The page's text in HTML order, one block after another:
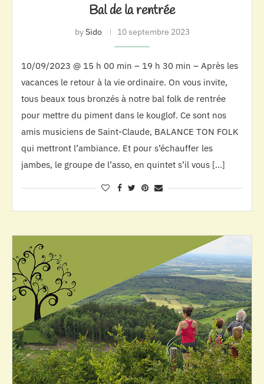
Bal de la rentrée
bySido 10 septembre 2023
10/09/2023 @ 15 h 00 min – 19 h 30 min – Après les
vacances le retour à la vie ordinaire. On vous invite,
tous beaux tous bronzés à notre bal folk de rentrée
pour mettre du piment dans le kouglof. Ce sont nos
amis musiciens de Saint-Claude, BALANCE TON FOLK
qui mettront l’ambiance. Et pour s’échauffer les
jambes, le groupe de l’asso, en quintet s’il vous […]